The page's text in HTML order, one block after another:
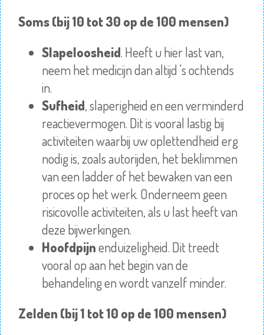
Soms (bij 10 tot 30 op de 100 mensen)
Slapeloosheid. Heeft u hier last van,
neem het medicijn dan altijd 's ochtends
in.
Sufheid, slaperigheid en een verminderd
reactievermogen. Dit is vooral lastig bij
activiteiten waarbij uw oplettendheid erg
nodig is, zoals autorijden, het beklimmen
van een ladder of het bewaken van een
proces op het werk. Onderneem geen
risicovolle activiteiten, als u last heeft van
deze bijwerkingen.
Hoofdpijnenduizeligheid. Dit treedt
vooral op aan het begin van de
behandeling en wordt vanzelf minder.
Zelden (bij 1 tot 10 op de 100 mensen)